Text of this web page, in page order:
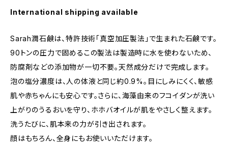
International shipping available
Sarah潤石鹸は、特許技術「真空加圧製法」で生まれた石鹸です。
90トンの圧力で固めるこの製法は製造時に水を使わないため、
防腐剤などの添加物が一切不要。天然成分だけで完成します。
泡の塩分濃度は、人の体液と同じ約0.9%。目にしみにくく、敏感
肌や赤ちゃんにも安心です。さらに、海藻由来のフコイダンが洗い
上がりのうるおいを守り、ホホバオイルが肌をやさしく整えます。
洗うたびに、肌本来の力が引き出されます。
顔はもちろん、全身にもお使いいただけます。